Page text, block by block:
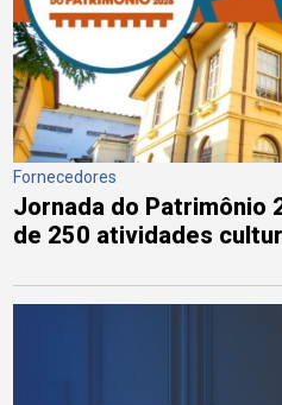
Fornecedores
Jornada do Patrimônio
de 250 atividades